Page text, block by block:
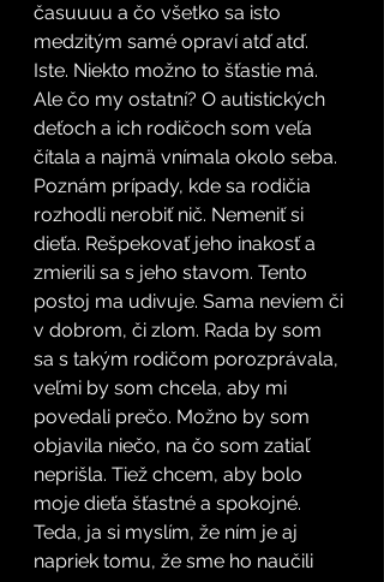
časuuuu a čo všetko sa isto
medzitým samé opraví atď atď.
Iste. Niekto možno to šťastie má.
Ale čo my ostatní? O autistických
deťoch a ich rodičoch som veľa
čítala a najmä vnímala okolo seba.
Poznám prípady, kde sa rodičia
rozhodli nerobiť nič. Nemeniť si
dieťa. Rešpekovať jeho inakosť a
zmierili sa s jeho stavom. Tento
postoj ma udivuje. Sama neviem či
v dobrom, či zlom. Rada by som
sa s takým rodičom porozprávala,
veľmi by som chcela, aby mi
povedali prečo. Možno by som
objavila niečo, na čo som zatiaľ
neprišla. Tiež chcem, aby bolo
moje dieťa šťastné a spokojné.
Teda, ja si myslím, že ním je aj
napriek tomu, že sme ho naučili